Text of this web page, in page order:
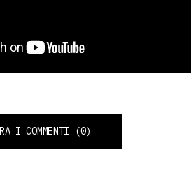
I COMMENTI (0)